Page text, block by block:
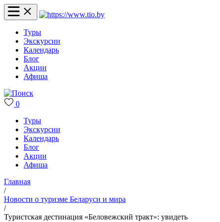
Туры
Экскурсии
Календарь
Блог
Акции
Афиша
0
Туры
Экскурсии
Календарь
Блог
Акции
Афиша
Главная
/
Новости о туризме Беларуси и мира
/
Туристская дестинация «Беловежский тракт»: увидеть